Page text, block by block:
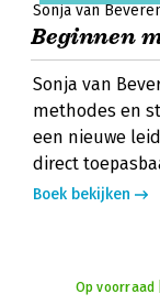
Sonja van
Beginnen
Sonja van
methodes en
een nieuwe
direct
Boek bekijken
Op voorraad